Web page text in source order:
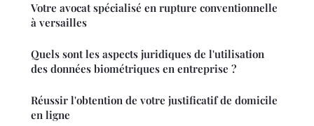
Votre avocat spécialisé en rupture conventionnelle
à versailles
Quels sont les aspects juridiques de l'utilisation
des données biométriques en entreprise ?
Réussir l'obtention de votre justificatif de domicile
en ligne